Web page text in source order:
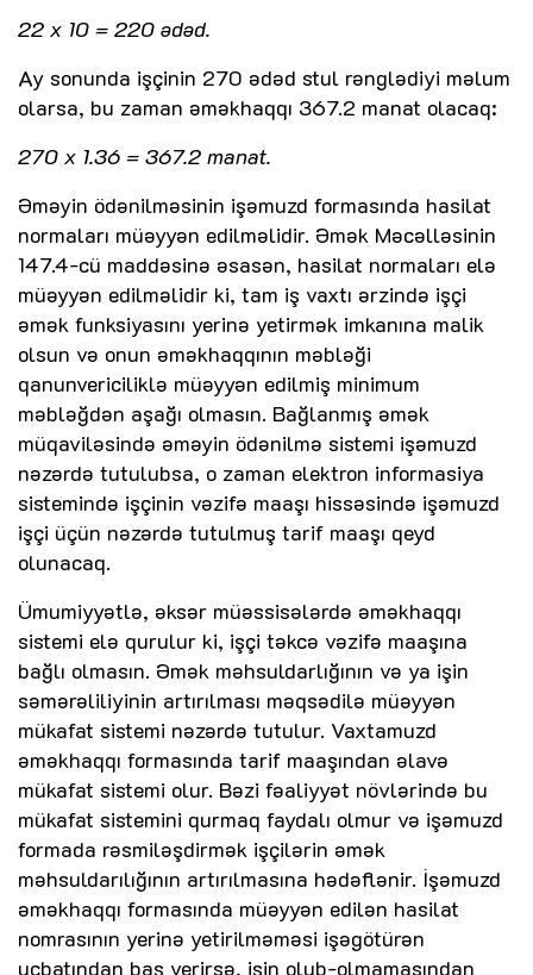
22 x 10 = 220 ədəd.
Ay sonunda işçinin 270 ədəd stul rənglədiyi məlum
olarsa, bu zaman əməkhaqqı 367.2 manat olacaq:
270 x 1.36 = 367.2 manat.
Əməyin ödənilməsinin işəmuzd formasında hasilat
normaları müəyyən edilməlidir. Əmək Məcəlləsinin
147.4-cü maddəsinə əsasən, hasilat normaları elə
müəyyən edilməlidir ki, tam iş vaxtı ərzində işçi
əmək funksiyasını yerinə yetirmək imkanına malik
olsun və onun əməkhaqqının məbləği
qanunvericiliklə müəyyən edilmiş minimum
məbləğdən aşağı olmasın. Bağlanmış əmək
müqaviləsində əməyin ödənilmə sistemi işəmuzd
nəzərdə tutulubsa, o zaman elektron informasiya
sistemində işçinin vəzifə maaşı hissəsində işəmuzd
işçi üçün nəzərdə tutulmuş tarif maaşı qeyd
olunacaq.
Ümumiyyətlə, əksər müəssisələrdə əməkhaqqı
sistemi elə qurulur ki, işçi təkcə vəzifə maaşına
bağlı olmasın. Əmək məhsuldarlığının və ya işin
səmərəliliyinin artırılması məqsədilə müəyyən
mükafat sistemi nəzərdə tutulur. Vaxtamuzd
əməkhaqqı formasında tarif maaşından əlavə
mükafat sistemi olur. Bəzi fəaliyyət növlərində bu
mükafat sistemini qurmaq faydalı olmur və işəmuzd
formada rəsmiləşdirmək işçilərin əmək
məhsuldarılığının artırılmasına hədəflənir. İşəmuzd
əməkhaqqı formasında müəyyən edilən hasilat
nomrasının yerinə yetirilməməsi işəgötürən
ucbatından baş verirsə, işin olub-olmamasından